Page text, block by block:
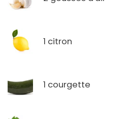
1 citron
1 courgette